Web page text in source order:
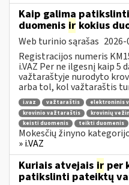
Kaip galima
duomenis ir kokius
Web turinio sąrašas
Registracijos numeris
i.VAZ Per ne ilgesnį kaip
važtaraštyje nurodyto
arba tol, kol važtaraštis
i.vaz važtaraštis elektroninis
krovinio važtaraštis
krovinių
keisti duomenis
teikti duomenis
Mokesčių žinyno
» i.VAZ
Kuriais atvejais ir per
patikslinti pateiktų